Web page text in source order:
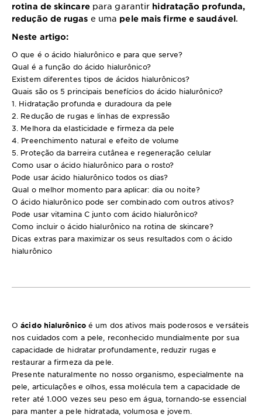
rotina de skincare para garantir hidratação profunda,
redução de rugas e uma pele mais firme e saudável.
Neste artigo:
O que é o ácido hialurônico e para que serve?
Qual é a função do ácido hialurônico?
Existem diferentes tipos de ácidos hialurônicos?
Quais são os 5 principais benefícios do ácido hialurônico?
1. Hidratação profunda e duradoura da pele
2. Redução de rugas e linhas de expressão
3. Melhora da elasticidade e firmeza da pele
4. Preenchimento natural e efeito de volume
5. Proteção da barreira cutânea e regeneração celular
Como usar o ácido hialurônico para o rosto?
Pode usar ácido hialurônico todos os dias?
Qual o melhor momento para aplicar: dia ou noite?
O ácido hialurônico pode ser combinado com outros ativos?
Pode usar vitamina C junto com ácido hialurônico?
Como incluir o ácido hialurônico na rotina de skincare?
Dicas extras para maximizar os seus resultados com o ácido
hialurônico
Oácido hialurônicoé um dos ativos mais poderosos e versáteis
nos cuidados com a pele, reconhecido mundialmente por sua
capacidade de hidratar profundamente, reduzir rugas e
restaurar a firmeza da pele.
Presente naturalmente no nosso organismo, especialmente na
pele, articulações e olhos, essa molécula tem a capacidade de
reter até 1.000 vezes seu peso em água, tornando-se essencial
para manter a pele hidratada, volumosa e jovem.